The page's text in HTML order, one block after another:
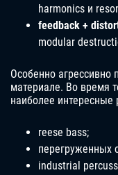
harmonics и
feedback +
modular
Особенно агрессивно
материале. Во время
наиболее интересные
reese bass;
перегруженных
industrial